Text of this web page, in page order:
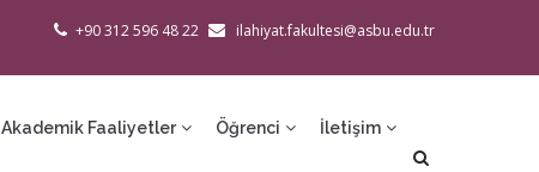
+90 312 596 48 22 ilahiyat.fakultesi@asbu.edu.tr
Akademik Faaliyetler Öğrenci İletişim